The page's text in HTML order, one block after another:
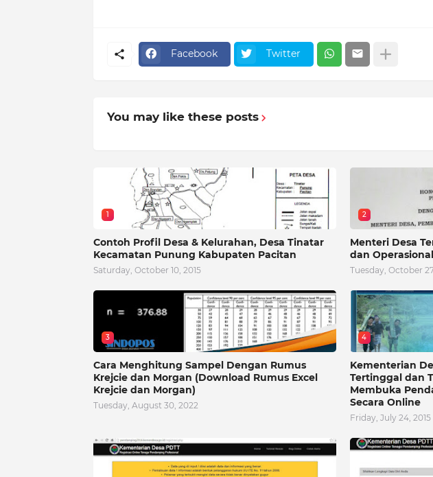
Facebook Twitter
You may like these posts
1
Contoh Profil Desa & Kelurahan, Desa Tinatar
Kecamatan Punung Kabupaten Pacitan
Saturday, October 10, 2015
2
Menteri Desa
dan
Tuesday, October
3
Cara Menghitung Sampel Dengan Rumus
Krejcie dan Morgan (Download Rumus Excel
Krejcie dan Morgan)
Tuesday, August 30, 2022
4
Kementerian
Tertinggal dan
Membuka
Secara Online
Friday, July 24, 2015